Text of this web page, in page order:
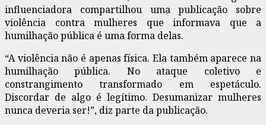
influenciadora compartilhou uma publicação sobre
violência contra mulheres que informava que a
humilhação pública é uma forma delas.
“A violência não é apenas física. Ela também aparece na
humilhação pública. No ataque coletivo e
constrangimento transformado em espetáculo.
Discordar de algo é legítimo. Desumanizar mulheres
nunca deveria ser!”, diz parte da publicação.